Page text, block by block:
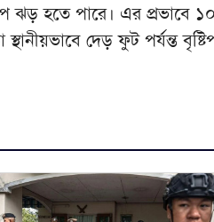
ঝড় হতে পারে। এর প্রভাবে
দেড় ফুট পর্যন্ত